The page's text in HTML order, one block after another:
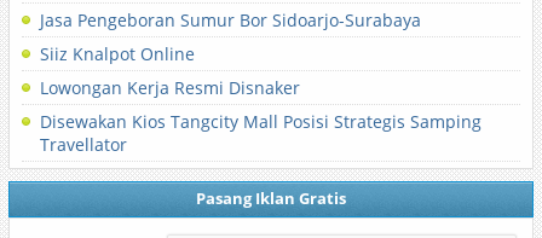
Jasa Pengeboran Sumur Bor Sidoarjo-Surabaya
Siiz Knalpot Online
Lowongan Kerja Resmi Disnaker
Disewakan Kios Tangcity Mall Posisi Strategis Samping
Travellator
Pasang Iklan Gratis